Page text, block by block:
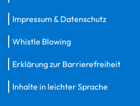
Impressum & Datenschutz
Whistle Blowing
Erklärung zur Barrierefreiheit
Inhalte in leichter Sprache